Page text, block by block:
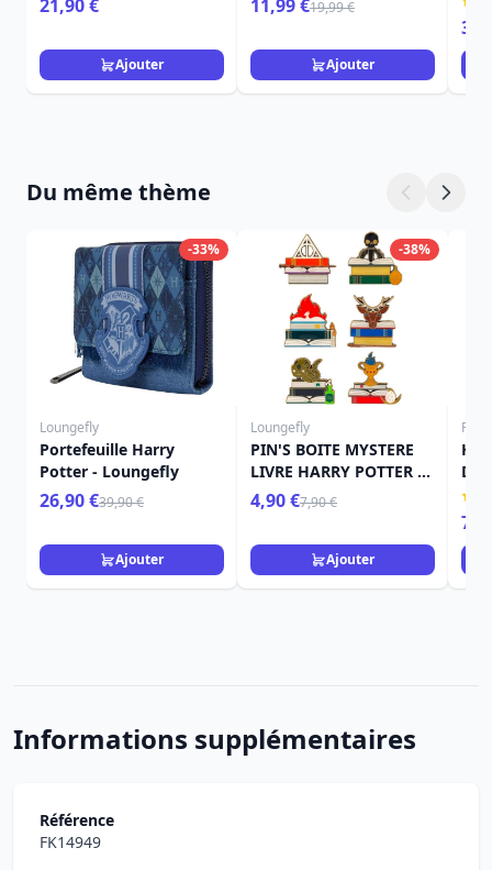
21,90 €
Ajouter
11,99 €19,99 €
Ajouter
Du même thème
-33%
Loungefly
Portefeuille Harry
Potter - Loungefly
26,90 €39,90 €
Ajouter
-38%
Loungefly
PIN'S BOITE MYSTERE
LIVRE HARRY POTTER -
HARRY POTTER
LOUNGEFLY
4,90 €7,90 €
Ajouter
Informations supplémentaires
Référence
FK14949